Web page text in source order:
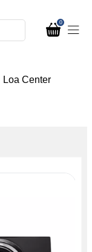
0
Loa Center